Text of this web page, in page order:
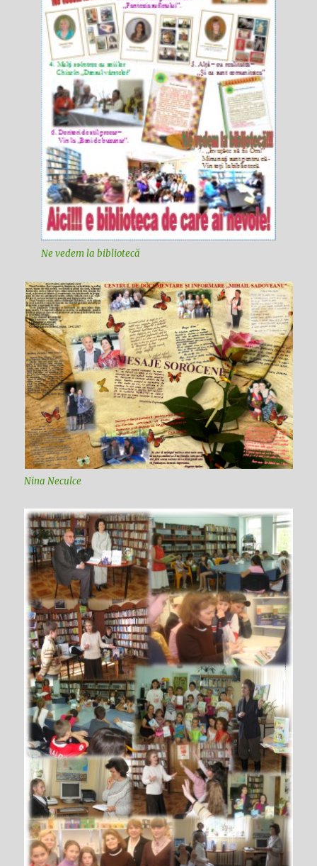
Ne vedem la bibliotecă
Nina Neculce